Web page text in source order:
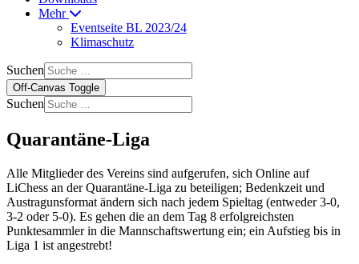
Mehr
Eventseite BL 2023/24
Klimaschutz
Suchen
Off-Canvas Toggle
Suchen
Quarantäne-Liga
Alle Mitglieder des Vereins sind aufgerufen, sich Online auf
LiChess an derQuarantäne-Liga zu beteiligen; Bedenkzeit und
Austragunsformat ändern sich nach jedem Spieltag (entweder 3-0,
3-2 oder 5-0). Es gehen die an dem Tag 8 erfolgreichsten
Punktesammler in die Mannschaftswertung ein; ein Aufstieg bis in
Liga 1 ist angestrebt!